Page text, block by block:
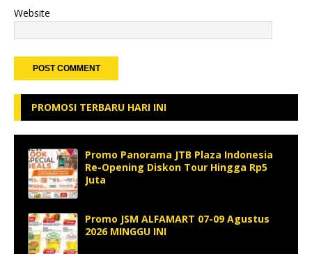
Website
PROMOSI TERBARU HARI INI
Promo Panorama JTB Plaza Indonesia
Re-Opening Diskon Tour Hingga Rp5
Juta
Promo JSM ALFAMART 07-09 Agustus
2026 MINGGU INI